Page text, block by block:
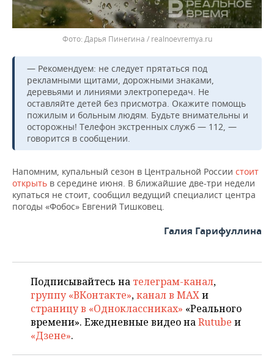
Дарья Пинегина / realnoevremya.ru
— Рекомендуем: не следует прятаться под
рекламными щитами, дорожными знаками,
деревьями и линиями электропередач. Не
оставляйте детей без присмотра. Окажите помощь
пожилым и больным людям. Будьте внимательны и
осторожны! Телефон экстренных служб — 112, —
говорится в сообщении.
Напомним, купальный сезон в Центральной России стоит
открыть в середине июня. В ближайшие две-три недели
купаться не стоит, сообщил ведущий специалист центра
погоды «Фобос» Евгений Тишковец.
Галия Гарифуллина
Подписывайтесь на телеграм-канал,
группу «ВКонтакте»,канал в MAXи
страницу в «Одноклассниках» «Реального
времени». Ежедневные видео наRutube и
«Дзене».